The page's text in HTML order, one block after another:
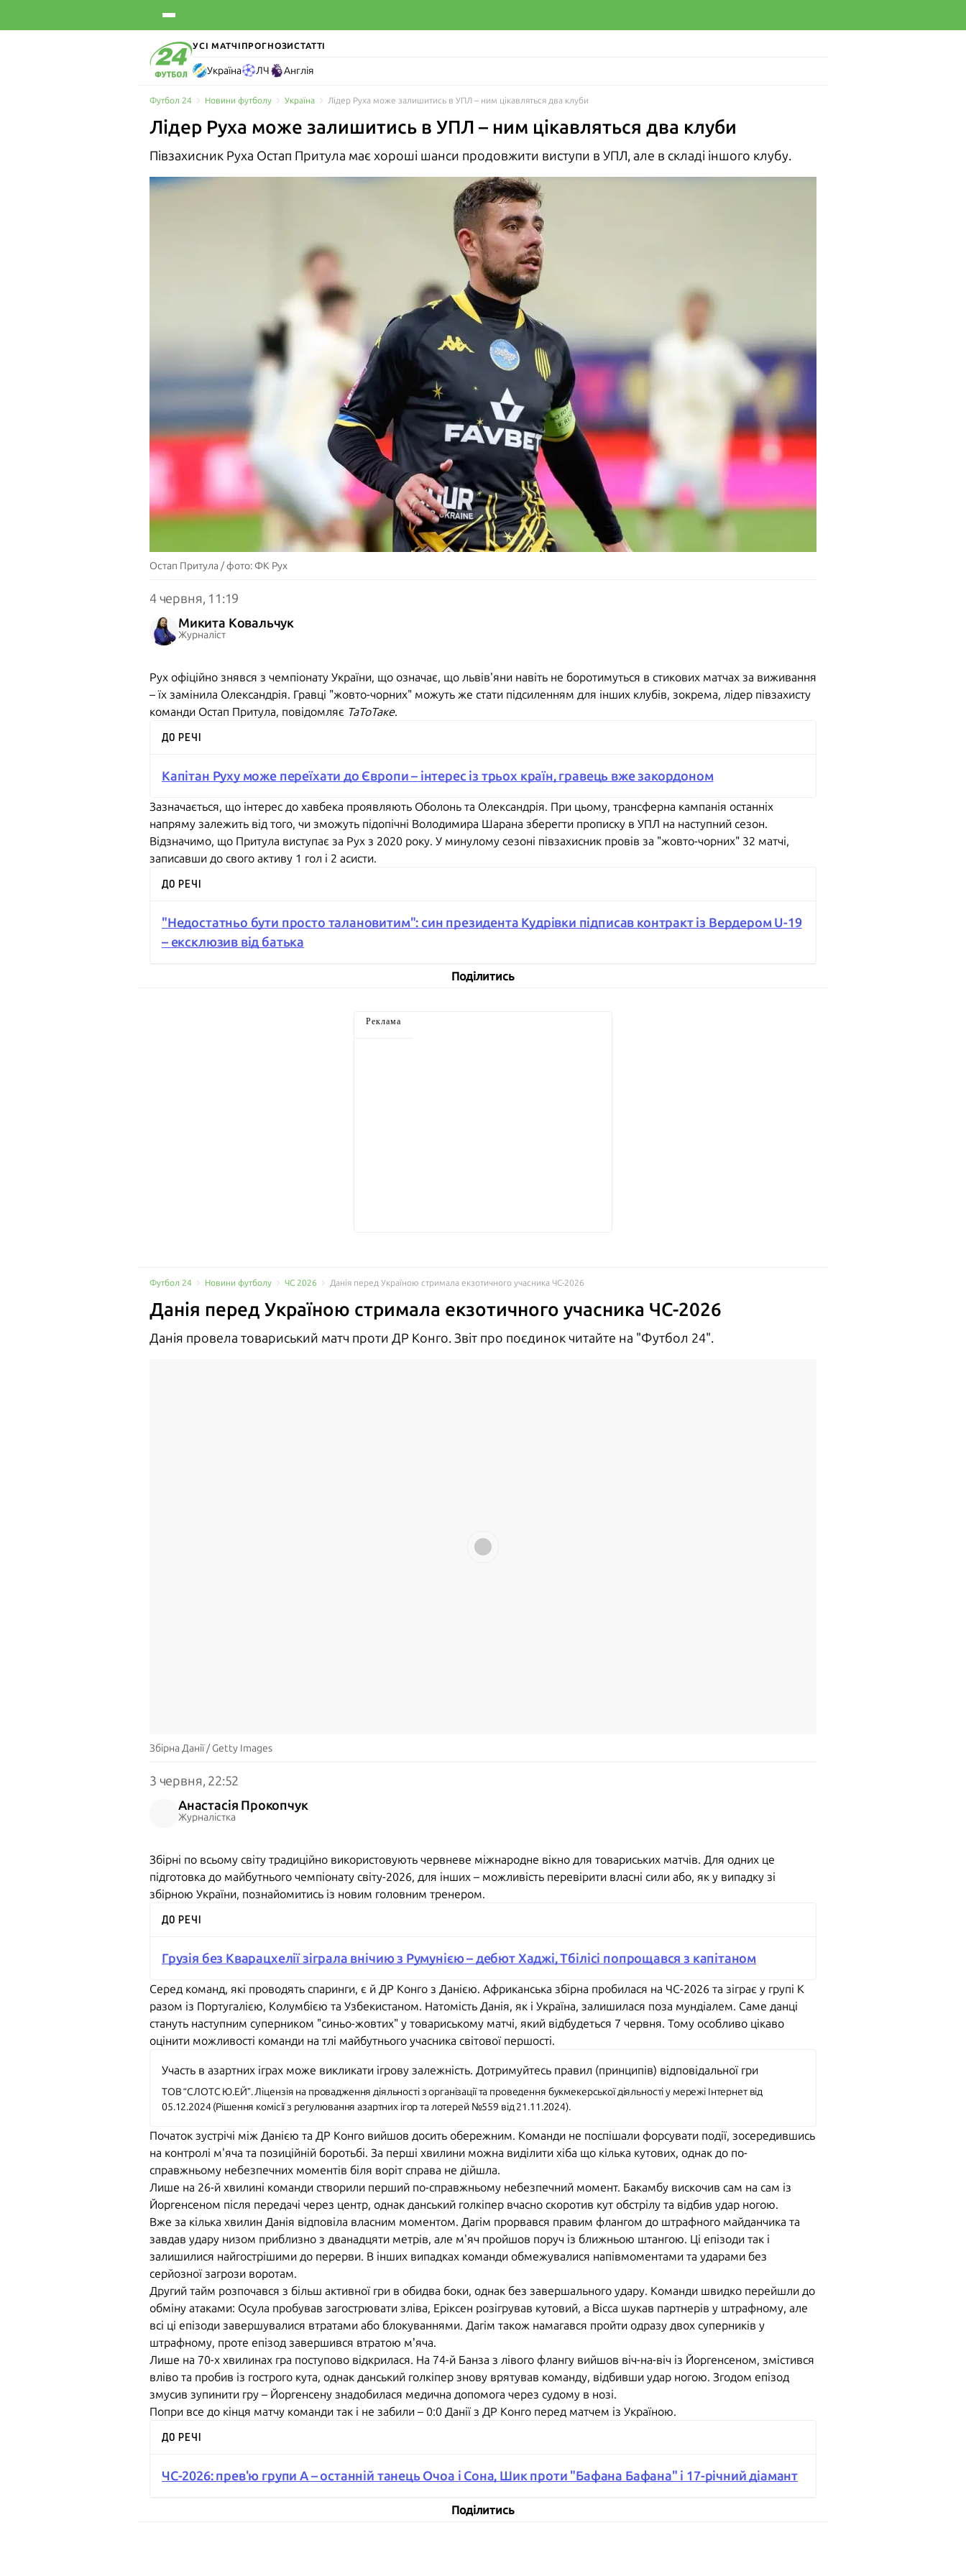
УСІ МАТЧІ ПРОГНОЗИСТАТТІ
Україна ЛЧ Англія
Футбол 24 Новини футболу Україна Лідер Руха може залишитись в УПЛ – ним цікавляться два клуби
Лідер Руха може залишитись в УПЛ – ним цікавляться два клуби
Півзахисник Руха Остап Притула має хороші шанси продовжити виступи в УПЛ, але в складі іншого клубу.
Остап Притула / фото: ФК Рух
4 червня, 11:19
Микита Ковальчук
Журналіст
Рух офіційно знявся з чемпіонату України, що означає, що львів'яни навіть не боротимуться в стикових матчах за виживання
– їх замінила Олександрія. Гравці "жовто-чорних" можуть же стати підсиленням для інших клубів, зокрема, лідер півзахисту
команди Остап Притула, повідомляє ТаТоТаке.
ДО РЕЧІ
Капітан Руху може переїхати до Європи – інтерес із трьох країн, гравець вже закордоном
Зазначається, що інтерес до хавбека проявляють Оболонь та Олександрія. При цьому, трансферна кампанія останніх
напряму залежить від того, чи зможуть підопічні Володимира Шарана зберегти прописку в УПЛ на наступний сезон.
Відзначимо, що Притула виступає за Рух з 2020 року. У минулому сезоні півзахисник провів за "жовто-чорних" 32 матчі,
записавши до свого активу 1 гол і 2 асисти.
ДО РЕЧІ
"Недостатньо бути просто талановитим": син президента Кудрівки підписав контракт із Вердером U-19
– ексклюзив від батька
Поділитись
Реклама